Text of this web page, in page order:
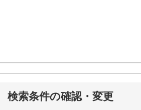
検索条件の確認・変更